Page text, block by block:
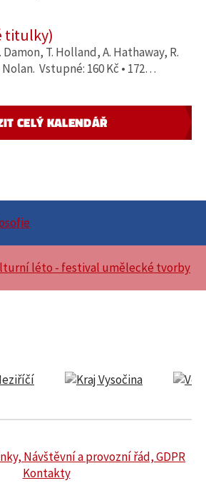
titulky)
T. Holland, A. Hathaway, R.
Vstupné: 160 Kč • 172…
CELÝ KALENDÁŘ
Návštěvní a provozní řád, GDPR
Kontakty